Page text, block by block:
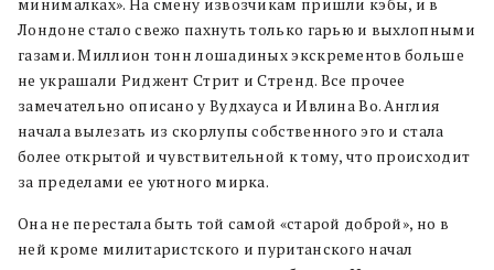
Лондоне стало свежо пахнуть только гарью и выхлопными
газами. Миллион тонн лошадиных экскрементов больше
не украшали Риджент Стрит и Стренд. Все прочее
замечательно описано у Вудхауса и Ивлина Во. Англия
начала вылезать из скорлупы собственного эго и стала
более открытой и чувствительной к тому, что происходит
за пределами ее уютного мирка.
Она не перестала быть той самой «старой доброй», но в
ней кроме милитаристского и пуританского начал